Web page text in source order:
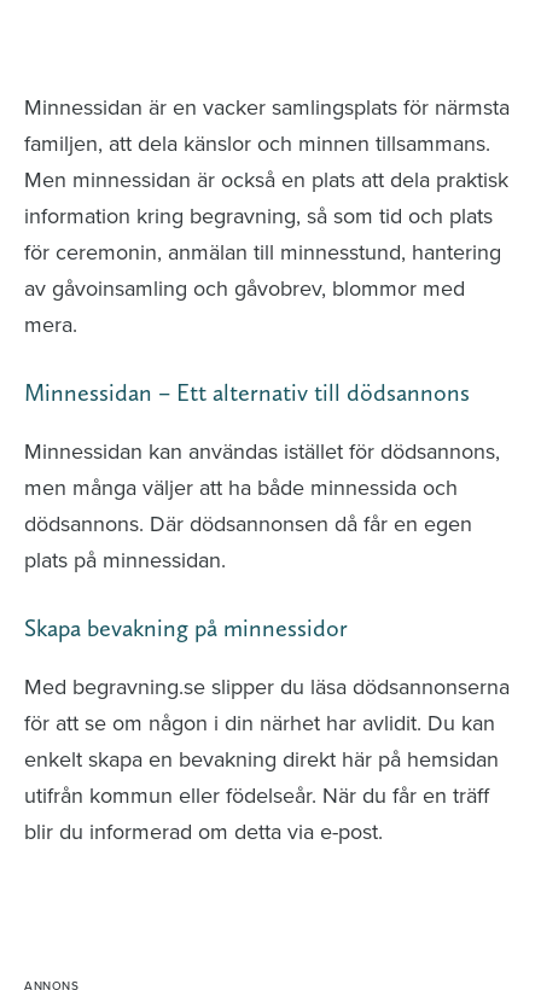
Minnessidan är en vacker samlingsplats för närmsta
familjen, att dela känslor och minnen tillsammans.
Men minnessidan är också en plats att dela praktisk
information kring begravning, så som tid och plats
för ceremonin, anmälan till minnesstund, hantering
av gåvoinsamling och gåvobrev, blommor med
mera.
Minnessidan – Ett alternativ till dödsannons
Minnessidan kan användas istället för dödsannons,
men många väljer att ha både minnessida och
dödsannons. Där dödsannonsen då får en egen
plats på minnessidan.
Skapa bevakning på minnessidor
Med begravning.se slipper du läsa dödsannonserna
för att se om någon i din närhet har avlidit. Du kan
enkelt skapa en bevakning direkt här på hemsidan
utifrån kommun eller födelseår. När du får en träff
blir du informerad om detta via e-post.